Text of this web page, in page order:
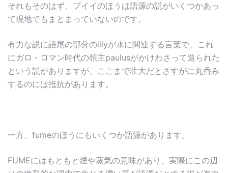
それもそのはず、プイイのほうは語源の説がいくつかあっ
て現地でもまとまっていないのです。
有力な説に語尾の部分のillyが水に関連する言葉で、これ
にガロ・ロマン時代の領主paulusがかけわさって造られた
という説がありますが、ここまで壮大だとさすがに丸呑み
するのには抵抗があります。
一方、fumeのほうにもいくつか語源があります。
FUMEにはもともと煙や蒸気の意味があり、実際にこの辺